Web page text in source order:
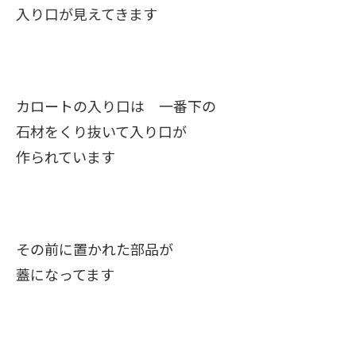
入り口が見えてきます
カロートの入り口は 一番下の
石材をくり抜いて入り口が
作られています
その前に置かれた部品が
蓋になってます